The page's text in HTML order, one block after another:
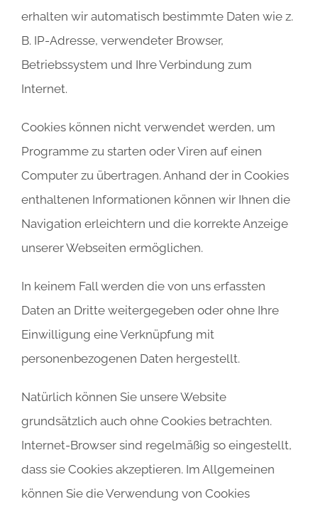
erhalten wir automatisch bestimmte Daten wie z.
B. IP-Adresse, verwendeter Browser,
Betriebssystem und Ihre Verbindung zum
Internet.
Cookies können nicht verwendet werden, um
Programme zu starten oder Viren auf einen
Computer zu übertragen. Anhand der in Cookies
enthaltenen Informationen können wir Ihnen die
Navigation erleichtern und die korrekte Anzeige
unserer Webseiten ermöglichen.
In keinem Fall werden die von uns erfassten
Daten an Dritte weitergegeben oder ohne Ihre
Einwilligung eine Verknüpfung mit
personenbezogenen Daten hergestellt.
Natürlich können Sie unsere Website
grundsätzlich auch ohne Cookies betrachten.
Internet-Browser sind regelmäßig so eingestellt,
dass sie Cookies akzeptieren. Im Allgemeinen
können Sie die Verwendung von Cookies